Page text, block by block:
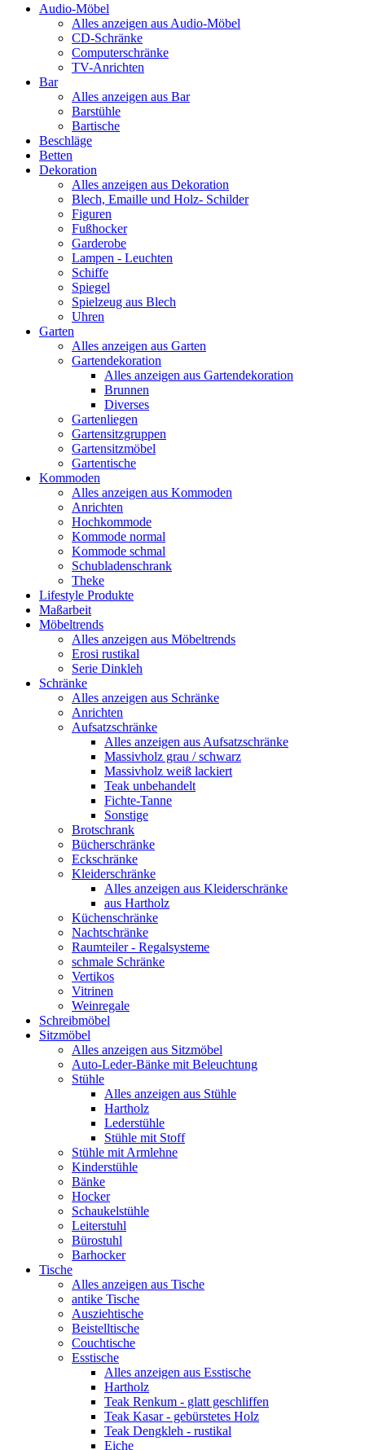
Audio-Möbel
Alles anzeigen aus Audio-Möbel
CD-Schränke
Computerschränke
TV-Anrichten
Bar
Alles anzeigen aus Bar
Barstühle
Bartische
Beschläge
Betten
Dekoration
Alles anzeigen aus Dekoration
Blech, Emaille und Holz- Schilder
Figuren
Fußhocker
Garderobe
Lampen - Leuchten
Schiffe
Spiegel
Spielzeug aus Blech
Uhren
Garten
Alles anzeigen aus Garten
Gartendekoration
Alles anzeigen aus Gartendekoration
Brunnen
Diverses
Gartenliegen
Gartensitzgruppen
Gartensitzmöbel
Gartentische
Kommoden
Alles anzeigen aus Kommoden
Anrichten
Hochkommode
Kommode normal
Kommode schmal
Schubladenschrank
Theke
Lifestyle Produkte
Maßarbeit
Möbeltrends
Alles anzeigen aus Möbeltrends
Erosi rustikal
Serie Dinkleh
Schränke
Alles anzeigen aus Schränke
Anrichten
Aufsatzschränke
Alles anzeigen aus Aufsatzschränke
Massivholz grau / schwarz
Massivholz weiß lackiert
Teak unbehandelt
Fichte-Tanne
Sonstige
Brotschrank
Bücherschränke
Eckschränke
Kleiderschränke
Alles anzeigen aus Kleiderschränke
aus Hartholz
Küchenschränke
Nachtschränke
Raumteiler - Regalsysteme
schmale Schränke
Vertikos
Vitrinen
Weinregale
Schreibmöbel
Sitzmöbel
Alles anzeigen aus Sitzmöbel
Auto-Leder-Bänke mit Beleuchtung
Stühle
Alles anzeigen aus Stühle
Hartholz
Lederstühle
Stühle mit Stoff
Stühle mit Armlehne
Kinderstühle
Bänke
Hocker
Schaukelstühle
Leiterstuhl
Bürostuhl
Barhocker
Tische
Alles anzeigen aus Tische
antike Tische
Ausziehtische
Beistelltische
Couchtische
Esstische
Alles anzeigen aus Esstische
Hartholz
Teak Renkum - glatt geschliffen
Teak Kasar - gebürstetes Holz
Teak Dengkleh - rustikal
Eiche